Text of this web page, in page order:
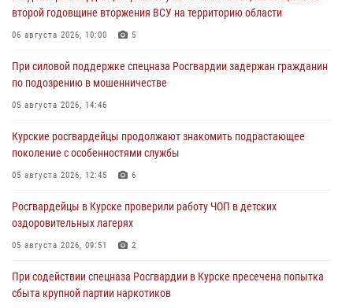
второй годовщине вторжения ВСУ на территорию области
06 августа 2026, 10:00 5
При силовой поддержке спецназа Росгвардии задержан гражданин
по подозрению в мошенничестве
05 августа 2026, 14:46
Курские росгвардейцы продолжают знакомить подрастающее
поколение с особенностями службы
05 августа 2026, 12:45 6
Росгвардейцы в Курске проверили работу ЧОП в детских
оздоровительных лагерях
05 августа 2026, 09:51 2
При содействии спецназа Росгвардии в Курске пресечена попытка
сбыта крупной партии наркотиков